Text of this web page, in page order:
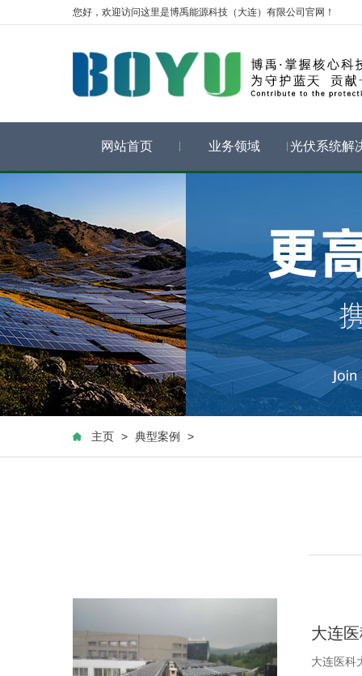
您好，欢迎访问这里是博禹能源科技（大连）有限公司官网！
网站首页 业务领域 光伏系统解
主页 > 典型案例 >
大连
大连医科